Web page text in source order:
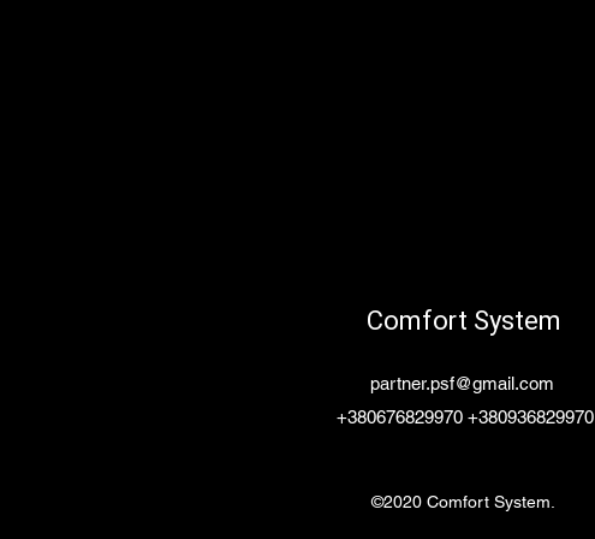
Comfort System
partner.psf@gmail.com
+380676829970 +380936829970
©2020 Comfort System.